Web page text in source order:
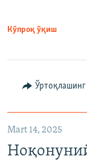
Кўпроқ ўқиш
Ўртоқлашинг
Mart 14, 2025